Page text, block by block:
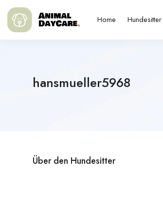
Home
hansmueller5968
Über den Hundesitter